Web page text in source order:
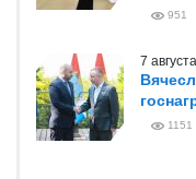
951
7
1151